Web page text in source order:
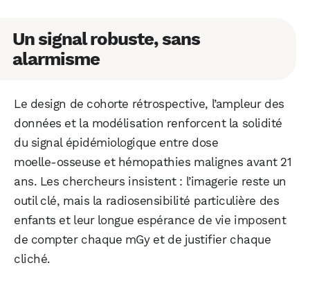
Un signal robuste, sans
alarmisme
Le design de cohorte rétrospective, l’ampleur des
données et la modélisation renforcent la solidité
du signal épidémiologique entre dose
moelle‑osseuse et hémopathies malignes avant 21
ans. Les chercheurs insistent : l’imagerie reste un
outil clé, mais la radiosensibilité particulière des
enfants et leur longue espérance de vie imposent
de compter chaque mGy et de justifier chaque
cliché.